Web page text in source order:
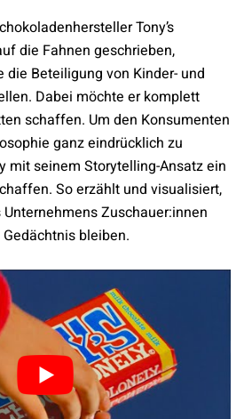
Tony’s
die Fahnen geschrieben,
die Beteiligung von Kinder- und
Dabei möchte er komplett
schaffen. Um den Konsumenten
ganz eindrücklich zu
mit seinem Storytelling-Ansatz ein
So erzählt und visualisiert,
Zuschauer:innen
bleiben.